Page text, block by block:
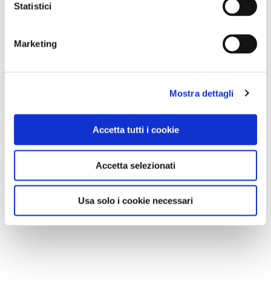
Statistici
Marketing
Mostra dettagli
Accetta tutti i cookie
Accetta selezionati
Usa solo i cookie necessari